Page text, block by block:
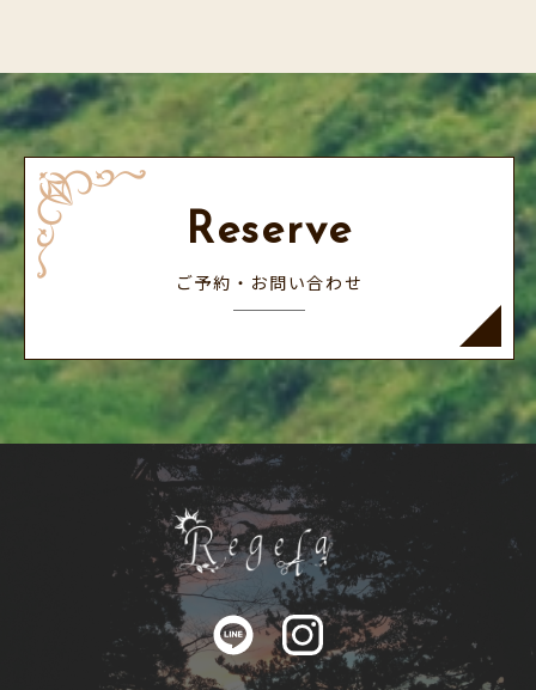
Reserve
ご予約・お問い合わせ